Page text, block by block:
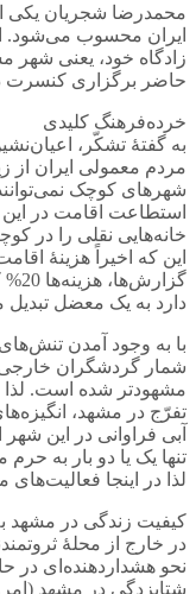
محمدرضا شجریان یکی
ایران محسوب می‌شود.
زادگاه خود، یعنی شهر
حاضر برگزاری کنسرت
خرده‌فرهنگ کلیدی
به گفتۀ تشکّر،
مردم معمولی ایران از
شهرهای کوچک
استطاعت اقامت در این
خانه‌هایی نقلی را در
این که اخیراً هزینۀ
دارد به یک معضل
با به وجود آمدن
شمار گردشگران
مشهودتر شده است. لذا
تفرّج در مشهد،
آبی فراوانی در این
تنها یک یا دو بار به
لذا در اینجا
کیفیت زندگی در
در خارج از محلۀ
نحو هشداردهنده‌ای در